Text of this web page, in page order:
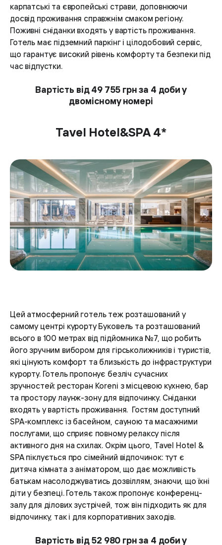
карпатські та європейські страви, доповнюючи
досвід проживання справжнім смаком регіону.
Поживні сніданки входять у вартість проживання.
Готель має підземний паркінг і цілодобовий сервіс,
що гарантує високий рівень комфорту та безпеки під
час відпустки.
Вартість від 49 755 грн за 4 доби у
двомісному номері
Tavel Hotel&SPA 4*
Цей атмосферний готель теж розташований у
самому центрі курорту Буковель та розташований
всього в 100 метрах від підйомника №7, що робить
його зручним вибором для гірськолижників і туристів,
які цінують комфорт та близькість до інфраструктури
курорту. Готель пропонує безліч сучасних
зручностей: ресторан Koreni з місцевою кухнею, бар
та простору лаунж-зону для відпочинку. Сніданки
входять у вартість проживання. Гостям доступний
SPA-комплекс із басейном, сауною та масажними
послугами, що сприяє повному релаксу після
активного дня на схилах. Окрім цього, Tavel Hotel &
SPA піклується про сімейний відпочинок: тут є
дитяча кімната з аніматором, що дає можливість
батькам насолоджуватись дозвіллям, знаючи, що їхні
діти у безпеці. Готель також пропонує конференц-
залу для ділових зустрічей, тож він підходить як для
відпочинку, так і для корпоративних заходів.
Вартість від 52 980 грн за 4 доби у